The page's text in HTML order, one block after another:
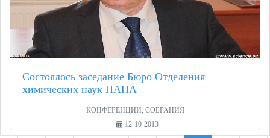
Состоялось заседание Бюро Отделения
химических наук НАНА
КОНФЕРЕНЦИИ, СОБРАНИЯ
12-10-2013